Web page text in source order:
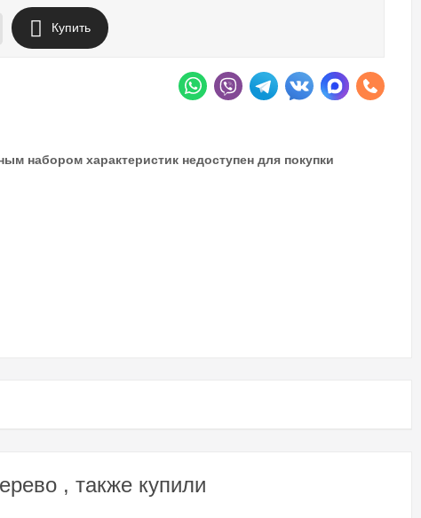
Купить
набором характеристик недоступен для покупки
, также купили